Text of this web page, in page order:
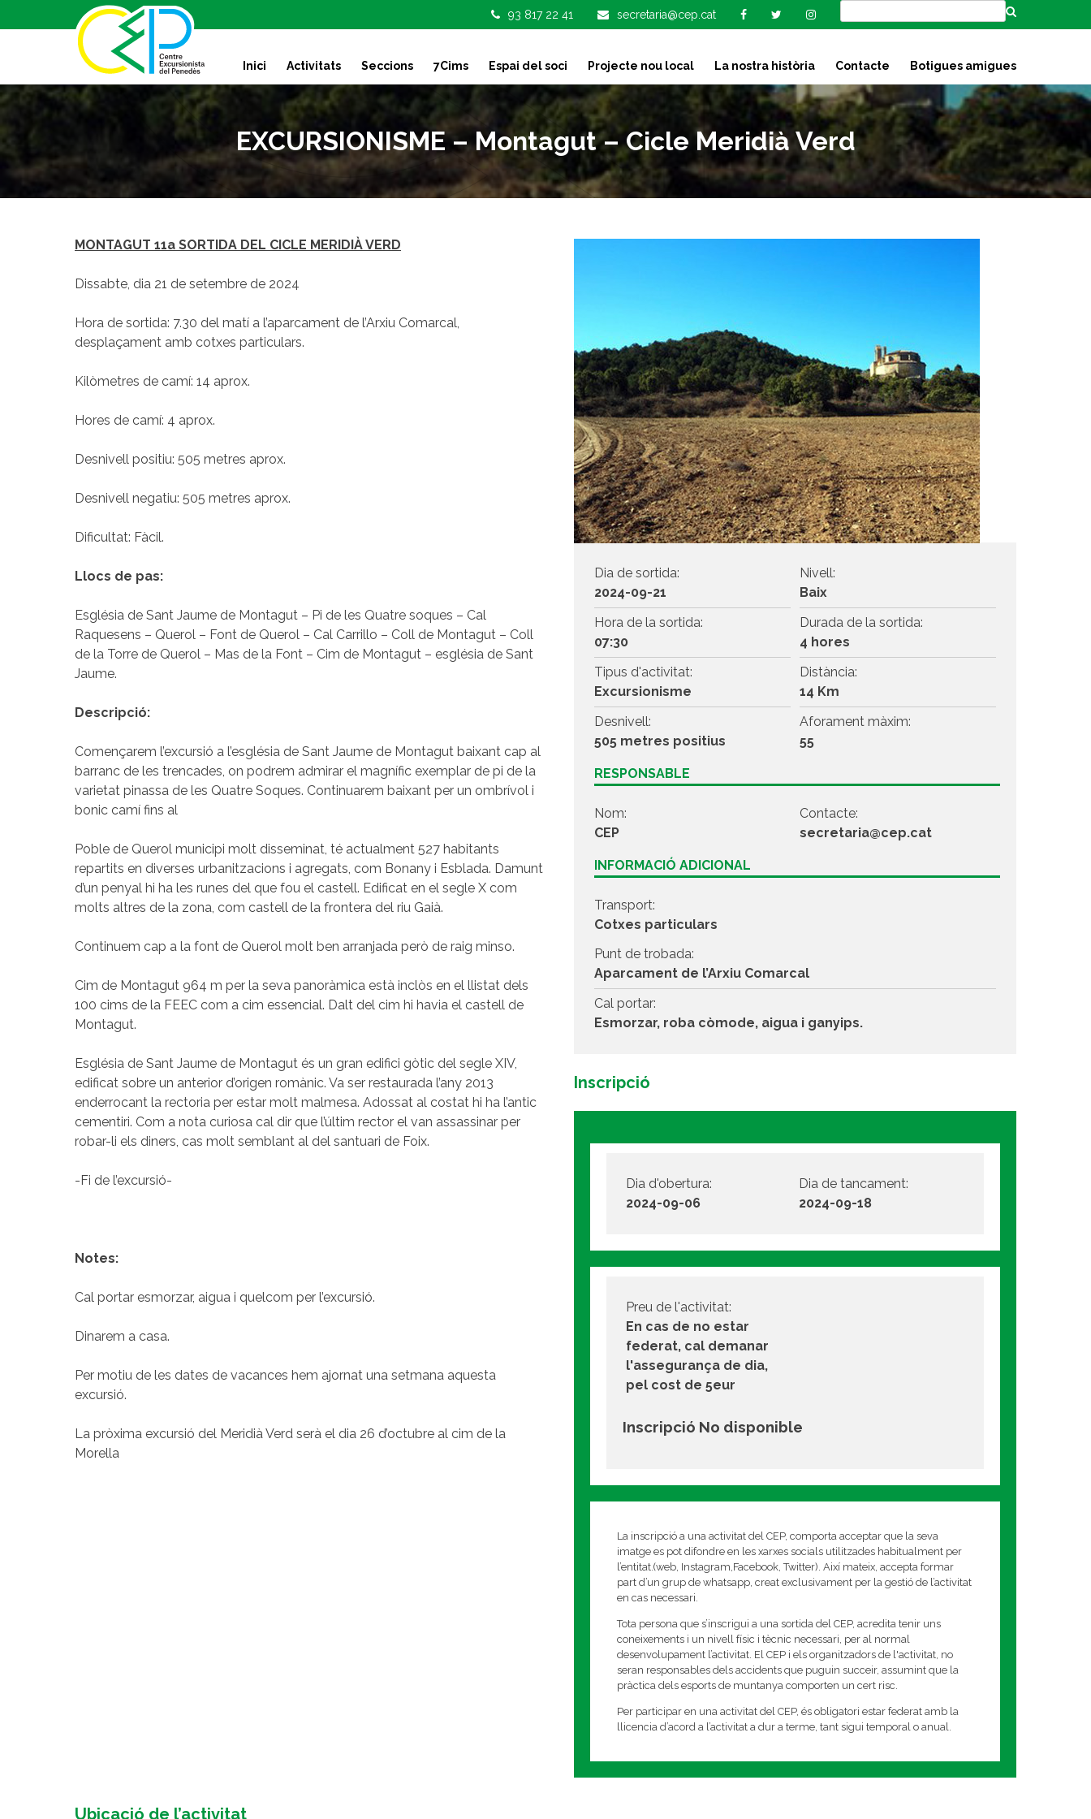
k
t
o
c
o
93 817 22 41 secretaria@cep.cat
Inici Activitats Seccions 7Cims Espai del soci Projecte nou local La nostra història Contacte Botigues amigues
EXCURSIONISME – Montagut – Cicle Meridià Verd
MONTAGUT 11a SORTIDA DEL CICLE MERIDIÀ VERD
Dissabte, dia 21 de setembre de 2024
Hora de sortida: 7.30 del matí a l’aparcament de l’Arxiu Comarcal,
desplaçament amb cotxes particulars.
Kilòmetres de camí: 14 aprox.
Hores de camí: 4 aprox.
Desnivell positiu: 505 metres aprox.
Desnivell negatiu: 505 metres aprox.
Dificultat: Fàcil.
Llocs de pas:
Església de Sant Jaume de Montagut – Pi de les Quatre soques – Cal
Raquesens – Querol – Font de Querol – Cal Carrillo – Coll de Montagut – Coll
de la Torre de Querol – Mas de la Font – Cim de Montagut – església de Sant
Jaume.
Descripció:
Començarem l’excursió a l’església de Sant Jaume de Montagut baixant cap al
barranc de les trencades, on podrem admirar el magnífic exemplar de pi de la
varietat pinassa de les Quatre Soques. Continuarem baixant per un ombrívol i
bonic camí fins al
Poble de Querol municipi molt disseminat, té actualment 527 habitants
repartits en diverses urbanitzacions i agregats, com Bonany i Esblada. Damunt
d’un penyal hi ha les runes del que fou el castell. Edificat en el segle X com
molts altres de la zona, com castell de la frontera del riu Gaià.
Continuem cap a la font de Querol molt ben arranjada però de raig minso.
Cim de Montagut 964 m per la seva panoràmica està inclòs en el llistat dels
100 cims de la FEEC com a cim essencial. Dalt del cim hi havia el castell de
Montagut.
Església de Sant Jaume de Montagut és un gran edifici gòtic del segle XIV,
edificat sobre un anterior d’origen romànic. Va ser restaurada l’any 2013
enderrocant la rectoria per estar molt malmesa. Adossat al costat hi ha l’antic
cementiri. Com a nota curiosa cal dir que l’últim rector el van assassinar per
robar-li els diners, cas molt semblant al del santuari de Foix.
-Fi de l’excursió-
Notes:
Cal portar esmorzar, aigua i quelcom per l’excursió.
Dinarem a casa.
Per motiu de les dates de vacances hem ajornat una setmana aquesta
excursió.
La pròxima excursió del Meridià Verd serà el dia 26 d’octubre al cim de la
Morella
Dia de sortida:
2024-09-21
Nivell:
Baix
Hora de la sortida:
07:30
Durada de la sortida:
4 hores
Tipus d'activitat:
Excursionisme
Distància:
14 Km
Desnivell:
505 metres positius
Aforament màxim:
55
RESPONSABLE
Nom:
CEP
Contacte:
secretaria@cep.cat
INFORMACIÓ ADICIONAL
Transport:
Cotxes particulars
Punt de trobada:
Aparcament de l’Arxiu Comarcal
Cal portar:
Esmorzar, roba còmode, aigua i ganyips.
Inscripció
Dia d'obertura:
2024-09-06
Dia de tancament:
2024-09-18
Preu de l'activitat:
En cas de no estar
federat, cal demanar
l'assegurança de dia,
pel cost de 5eur
Inscripció No disponible
La inscripció a una activitat del CEP, comporta acceptar que la seva
imatge es pot difondre en les xarxes socials utilitzades habitualment per
l’entitat.(web, Instagram,Facebook, Twitter). Així mateix, accepta formar
part d’un grup de whatsapp, creat exclusivament per la gestió de l’activitat
en cas necessari.
Tota persona que s’inscrigui a una sortida del CEP, acredita tenir uns
coneixements i un nivell físic i tècnic necessari, per al normal
desenvolupament l’activitat. El CEP i els organitzadors de l'activitat, no
seran responsables dels accidents que puguin succeir, assumint que la
pràctica dels esports de muntanya comporten un cert risc.
Per participar en una activitat del CEP, és obligatori estar federat amb la
llicencia d’acord a l’activitat a dur a terme, tant sigui temporal o anual.
Ubicació de l’activitat